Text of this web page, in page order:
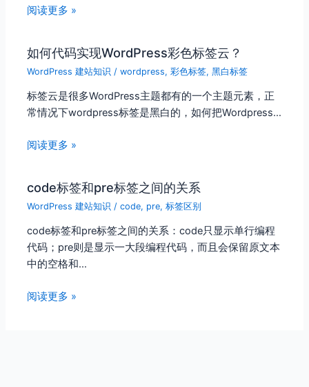
阅读更多 »
如何代码实现WordPress彩色标签云？
WordPress 建站知识 /wordpress,彩色标签,黑白标签
标签云是很多WordPress主题都有的一个主题元素，正
常情况下wordpress标签是黑白的，如何把Wordpress…
阅读更多 »
code标签和pre标签之间的关系
WordPress 建站知识 /code, pre,标签区别
code标签和pre标签之间的关系：code只显示单行编程
代码；pre则是显示一大段编程代码，而且会保留原文本
中的空格和…
阅读更多 »